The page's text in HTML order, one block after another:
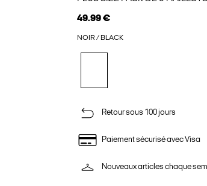
49.99 €
NOIR / BLACK
Retour sous 100 jours
Paiement sécurisé avec Visa
Nouveaux articles chaque